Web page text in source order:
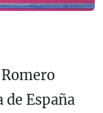
de España